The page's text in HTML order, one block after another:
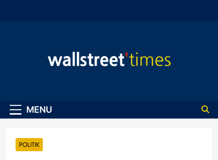
MENU
POLITIK